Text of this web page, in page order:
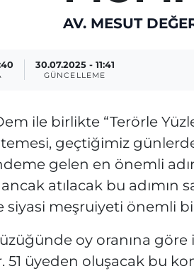
AV. MESUT
30.07.2025 - 11:41
GÜNCELLEME
ile birlikte “Terörle
geçtiğimiz
gelen en önemli
atılacak bu adımın
siyasi meşruiyeti önemli
oy oranına göre
51 üyeden oluşacak bu